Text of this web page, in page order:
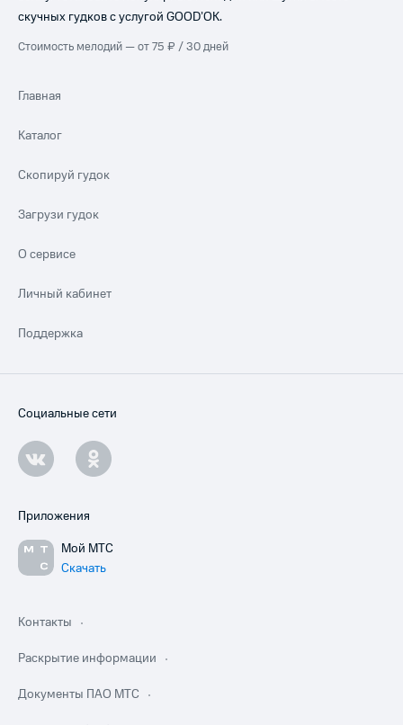
скучных гудков с услугой GOOD’OK.
Стоимость мелодий — от 75 ₽ / 30 дней
Главная
Каталог
Скопируй гудок
Загрузи гудок
О сервисе
Личный кабинет
Поддержка
Социальные сети
Приложения
Мой МТС
Скачать
Контакты
Раскрытие информации
Документы ПАО МТС